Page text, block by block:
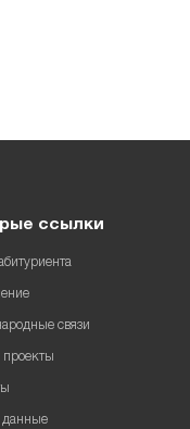
ссылки
связи
проекты